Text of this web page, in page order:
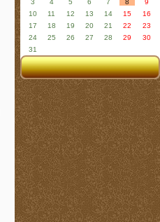
3
4 5 6 7 8
9
10
11 12 13 14 15
16
17
18 19 20 21 22
23
24
25 26 27 28 29
30
31